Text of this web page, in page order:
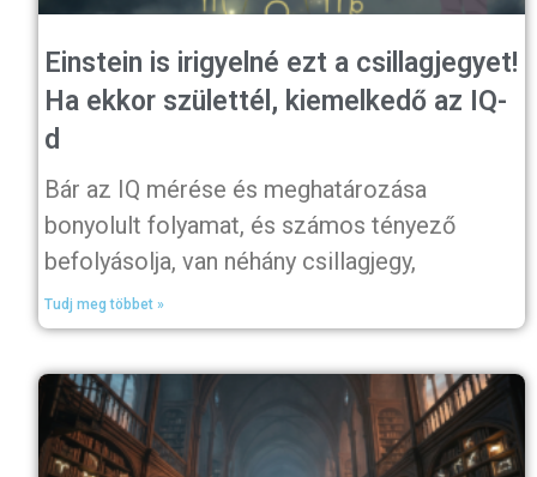
Einstein is irigyelné ezt a csillagjegyet!
Ha ekkor születtél, kiemelkedő az IQ-
d
Bár az IQ mérése és meghatározása
bonyolult folyamat, és számos tényező
befolyásolja, van néhány csillagjegy,
Tudj meg többet »